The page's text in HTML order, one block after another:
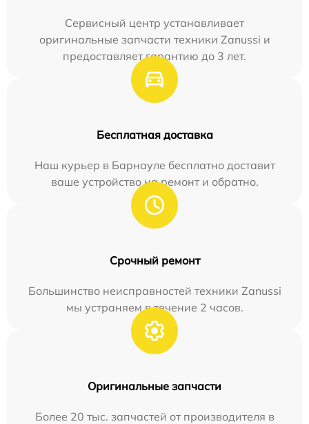
Сервисный центр устанавливает
оригинальные запчасти техники Zanussi и
предоставляет гарантию до 3 лет.
Бесплатная доставка
Наш курьер в Барнауле бесплатно доставит
ваше устройство на ремонт и обратно.
Срочный ремонт
Большинство неисправностей техники Zanussi
мы устраняем в течение 2 часов.
Оригинальные запчасти
Более 20 тыс. запчастей от производителя в